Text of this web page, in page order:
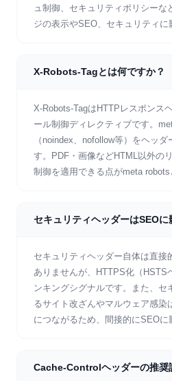
ュ制御、セキュリティポリシーな
ジの表示やSEO、セキュリティに
X-Robots-Tagとは何ですか？
X-Robots-TagはHTTPレスポンス
ール制御ディレクティブです。
（noindex、nofollow等）をヘッ
す。PDF・画像などHTML以外の
制御を適用できる点がmeta robots
セキュリティヘッダーはSEOに
セキュリティヘッダー自体は直接
ありませんが、HTTPS化（HSTS
ンキングシグナルです。また、セ
るサイト改ざんやマルウェア感染
につながるため、間接的にSEOに
Cache-Controlヘッダーの推奨